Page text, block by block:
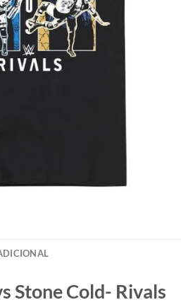
Stone Cold- Rivals